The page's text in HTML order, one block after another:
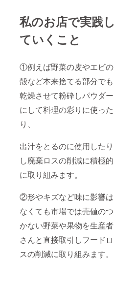
私のお店で実践し
ていくこと
①例えば野菜の皮やエビの
殻など本来捨てる部分でも
乾燥させて粉砕しパウダー
にして料理の彩りに使った
り、
出汁をとるのに使用したり
し廃棄ロスの削減に積極的
に取り組みます。
②形やキズなど味に影響は
なくても市場では売値のつ
かない野菜や果物を生産者
さんと直接取引しフードロ
スの削減に取り組みます。